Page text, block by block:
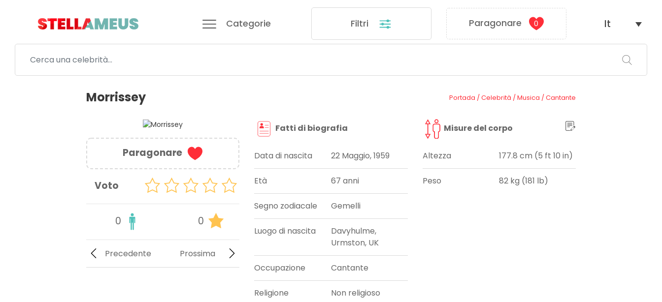
Categorie Filtri Paragonare 0 It
Morrissey Portada /Celebrità /Musica /Cantante
Paragonare
Voto
0 0
Prossima
Precedente
Fatti di biografia
Data di nascita 22 Maggio, 1959
Età 67 anni
Segno zodiacale Gemelli
Luogo di nascita
Davyhulme,
Urmston, UK
Occupazione Cantante
Religione Non religioso
Misure del corpo
Altezza 177.8 cm (5 ft 10 in)
Peso 82 kg (181 lb)